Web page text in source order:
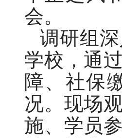
会。
调研组
学校，通
障、社保
况。现场
施、学员